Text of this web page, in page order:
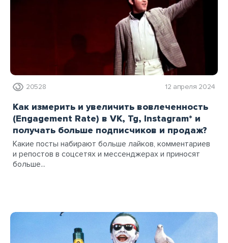
20528 12 апреля 2024
Как измерить и увеличить вовлеченность
(Engagement Rate) в VK, Tg, Instagram* и
получать больше подписчиков и продаж?
Какие посты набирают больше лайков, комментариев
и репостов в соцсетях и мессенджерах и приносят
больше...